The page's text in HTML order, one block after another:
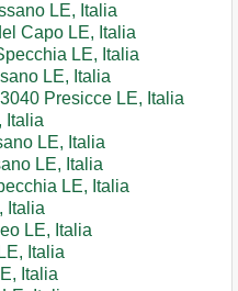
LE, Italia
Capo LE, Italia
LE, Italia
LE, Italia
Presicce LE, Italia
Italia
LE, Italia
LE, Italia
LE, Italia
Italia
LE, Italia
Italia
Italia